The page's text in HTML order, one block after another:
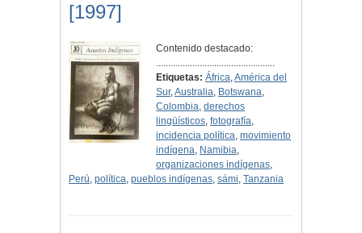
[1997]
Contenido destacado:
.................................................
Etiquetas: África,América del
Sur,Australia, Botswana,
Colombia,derechos
lingüísticos,fotografía,
incidencia política,movimiento
indígena, Namibia,
organizaciones indígenas,
Perú, política, pueblos indígenas, sámi, Tanzania